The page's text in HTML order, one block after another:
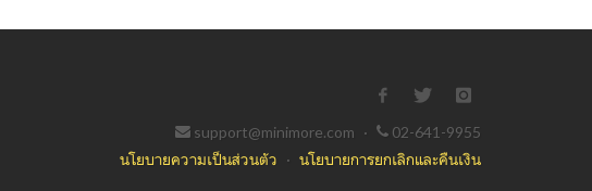
support@minimore.com ·
02-641-9955
นโยบายความเป็นส่วนตัว · นโยบายการยกเลิกและคืนเงิน